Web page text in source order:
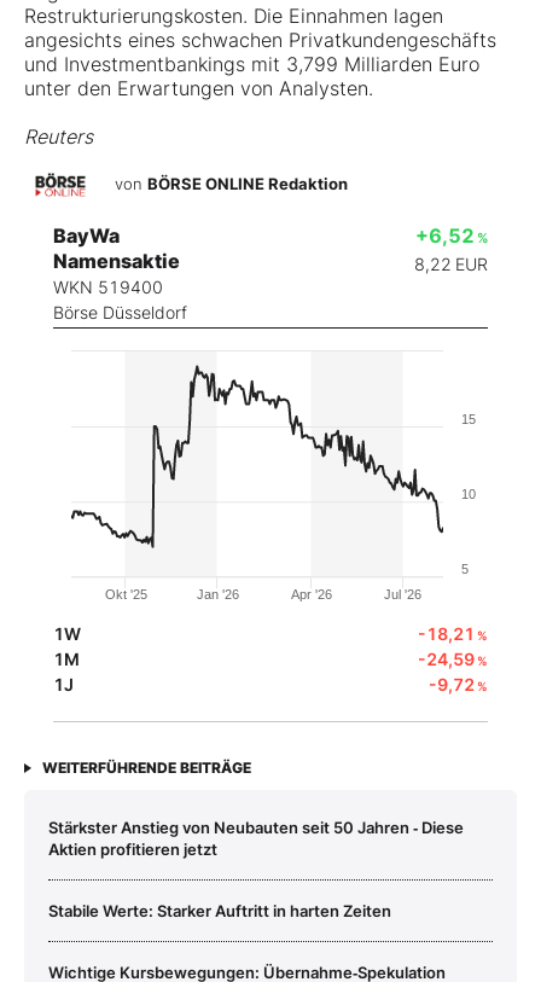
Restrukturierungskosten. Die Einnahmen lagen
angesichts eines schwachen Privatkundengeschäfts
und Investmentbankings mit 3,799 Milliarden Euro
unter den Erwartungen von Analysten.
Reuters
von BÖRSE ONLINE Redaktion
BayWa
Namensaktie
WKN 519400
Börse Düsseldorf
+6,52 %
8,22 EUR
Okt '25 Jan '26 Apr '26 Jul '26
5
10
15
1W -18,21 %
1M -24,59%
1J -9,72%
WEITERFÜHRENDE BEITRÄGE
Stärkster Anstieg von Neubauten seit 50 Jahren ‑ Diese
Aktien profitieren jetzt
Stabile Werte: Starker Auftritt in harten Zeiten
Wichtige Kursbewegungen: Übernahme‑Spekulation